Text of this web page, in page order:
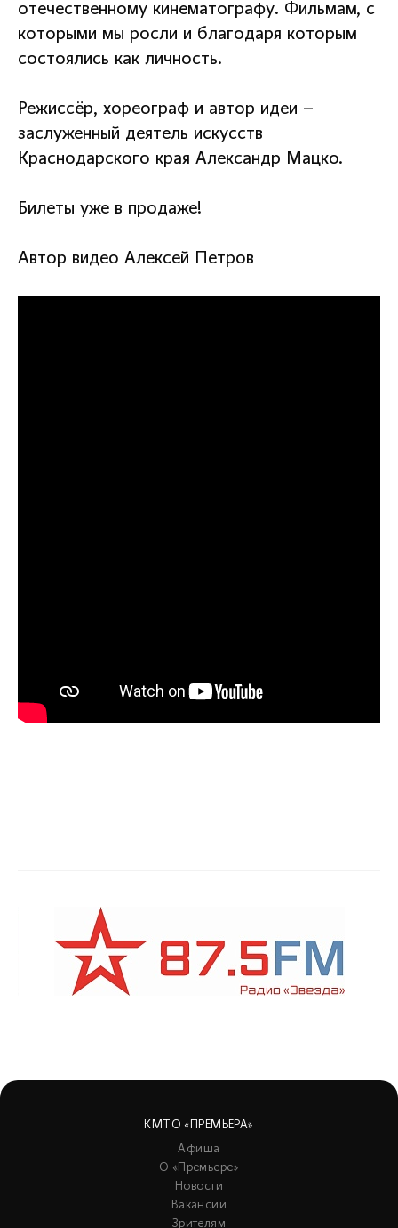
отечественному кинематографу. Фильмам, с
которыми мы росли и благодаря которым
состоялись как личность.
Режиссёр, хореограф и автор идеи –
заслуженный деятель искусств
Краснодарского края Александр Мацко.
Билеты уже в продаже!
Автор видео Алексей Петров
КМТО «ПРЕМЬЕРА»
Афиша
О «Премьере»
Новости
Вакансии
Зрителям